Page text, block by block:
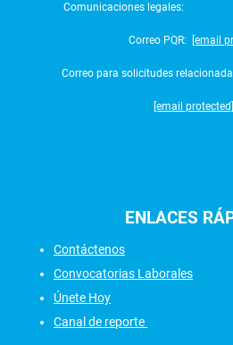
Comunicaciones legales:
Correo PQR: [email
Correo para solicitudes
[email protected]
ENLACES
Contáctenos
Convocatorias Laborales
Únete Hoy
Canal de reporte